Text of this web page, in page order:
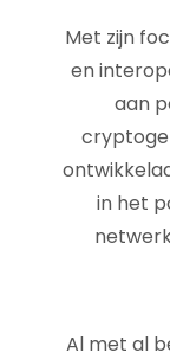
Met zijn
en
aan
in het
Al met al